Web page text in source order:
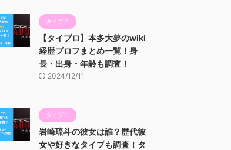
タイプロ
【タイプロ】本多大夢のwiki
経歴プロフまとめ一覧！身
長・出身・年齢も調査！
2024/12/11
タイプロ
岩崎琉斗の彼女は誰？歴代彼
女や好きなタイプも調査！タ